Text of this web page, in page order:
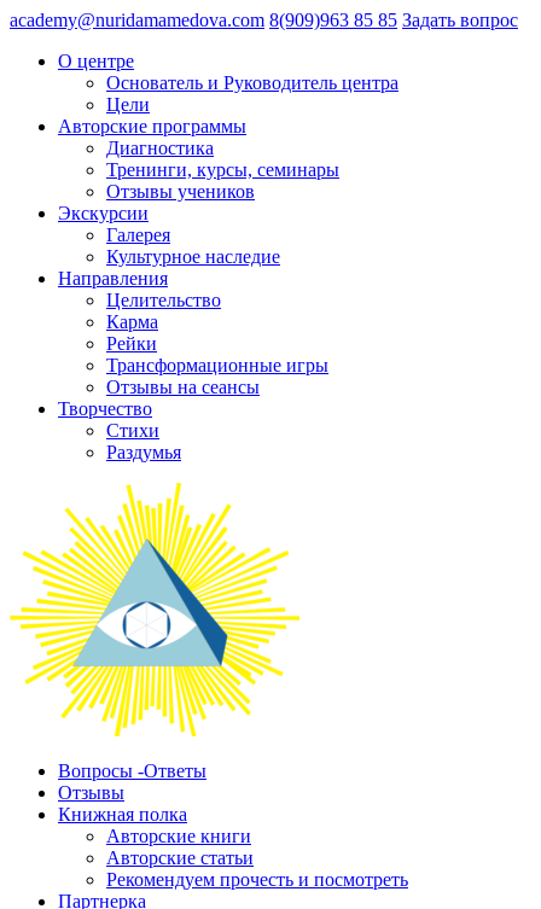
academy@nuridamamedova.com 8(909)963 85 85 Задать вопрос
О центре
Основатель и Руководитель центра
Цели
Авторские программы
Диагностика
Тренинги, курсы, семинары
Отзывы учеников
Экскурсии
Галерея
Культурное наследие
Направления
Целительство
Карма
Рейки
Трансформационные игры
Отзывы на сеансы
Творчество
Стихи
Раздумья
Вопросы -Ответы
Отзывы
Книжная полка
Авторские книги
Авторские статьи
Рекомендуем прочесть и посмотреть
Партнерка